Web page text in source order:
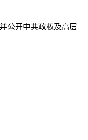
公开中共政权及高层